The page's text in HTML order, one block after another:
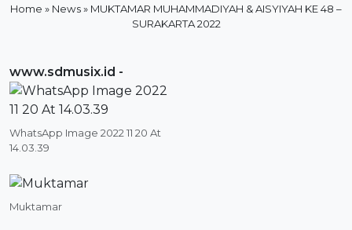
Home » News» MUKTAMAR MUHAMMADIYAH & AISYIYAH KE 48 –
SURAKARTA 2022
www.sdmusix.id -
WhatsApp Image 2022 11 20 At
14.03.39
Muktamar